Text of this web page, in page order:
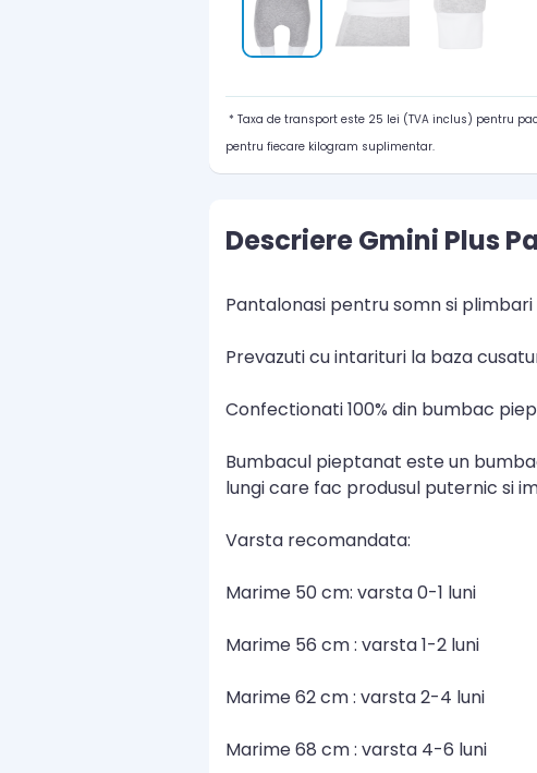
* Taxa de transport este 25 lei (TVA inclus) pentru
pentru fiecare kilogram suplimentar.
Descriere Gmini Plus
Pantalonasi pentru somn si
Prevazuti cu intarituri la baza
Confectionati 100% din bumbac
Bumbacul pieptanat este un
lungi care fac produsul puternic si
Varsta recomandata:
Marime 50 cm: varsta 0-1 luni
Marime 56 cm : varsta 1-2 luni
Marime 62 cm : varsta 2-4 luni
Marime 68 cm : varsta 4-6 luni